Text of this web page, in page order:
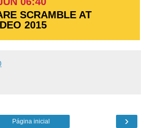
SCRAMBLE AT
2015
›
Página inicial